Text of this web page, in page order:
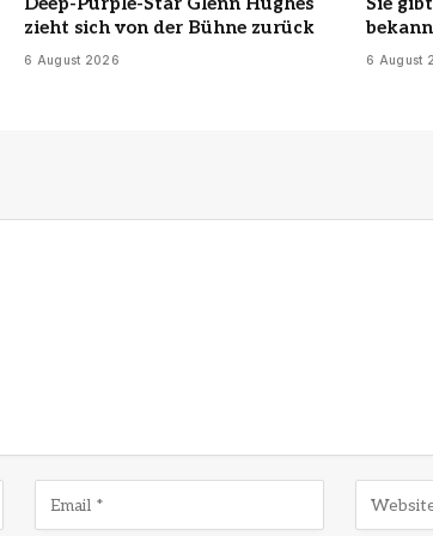
zieht sich von der Bühne zurück
6 August 2026 6 August